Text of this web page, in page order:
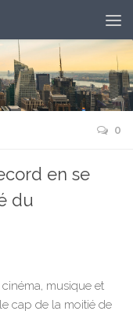
0
en se
du
musique et
cap de la moitié de